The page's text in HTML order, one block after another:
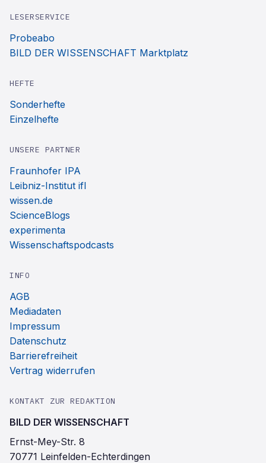
LESERSERVICE
Probeabo
BILD DER WISSENSCHAFT Marktplatz
HEFTE
Sonderhefte
Einzelhefte
UNSERE PARTNER
Fraunhofer IPA
Leibniz-Institut ifl
wissen.de
ScienceBlogs
experimenta
Wissenschaftspodcasts
INFO
AGB
Mediadaten
Impressum
Datenschutz
Barrierefreiheit
Vertrag widerrufen
KONTAKT ZUR REDAKTION
BILD DER WISSENSCHAFT
Ernst-Mey-Str. 8
70771 Leinfelden-Echterdingen